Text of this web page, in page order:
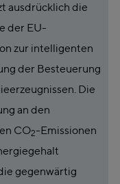
ausdrücklich die
der EU-
zur intelligenten
der Besteuerung
Die
an den
CO2-Emissionen
gegenwärtig